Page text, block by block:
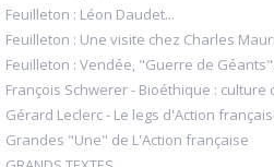
Feuilleton : Léon Daudet...
Feuilleton : Une visite chez Charles
Feuilleton : Vendée, "Guerre de
François Schwerer - Bioéthique : culture
Gérard Leclerc - Le legs d'Action
Grandes "Une" de L'Action française